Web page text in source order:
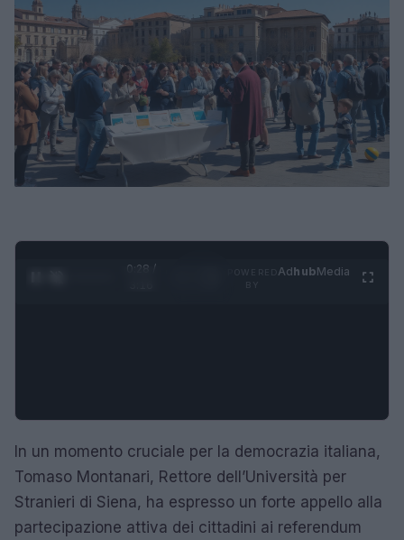
0:28 /
AdhubMedia
In un momento cruciale per la democrazia italiana,
Tomaso Montanari, Rettore dell’Università per
Stranieri di Siena, ha espresso un forte appello alla
partecipazione attiva dei cittadini ai referendum